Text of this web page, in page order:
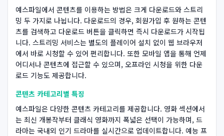
예스파일에서 콘텐츠를 이용하는 방법은 크게 다운로드와 스트리
밍 두 가지로 나뉩니다. 다운로드의 경우, 회원가입 후 원하는 콘텐
츠를 검색하고 다운로드 버튼을 클릭하면 즉시 다운로드가 시작됩
니다. 스트리밍 서비스는 별도의 플레이어 설치 없이 웹 브라우저
에서 바로 시청할 수 있어 편리합니다. 또한 모바일 앱을 통해 언제
어디서나 콘텐츠에 접근할 수 있으며, 오프라인 시청을 위한 다운
로드 기능도 제공합니다.
콘텐츠 카테고리별 특징
예스파일은 다양한 콘텐츠 카테고리를 제공합니다. 영화 섹션에서
는 최신 개봉작부터 클래식 영화까지 폭넓은 선택이 가능하며, 드
라마는 국내외 인기 드라마를 실시간으로 업데이트합니다. 예능 프